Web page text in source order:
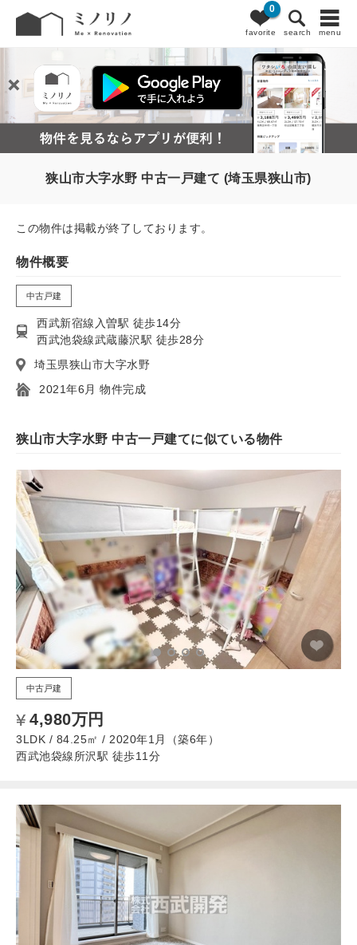
favorite
0
search menu
狭山市大字水野 中古一戸建て (埼玉県狭山市)
この物件は掲載が終了しております。
物件概要
中古戸建
西武新宿線入曽駅 徒歩14分
西武池袋線武蔵藤沢駅 徒歩28分
埼玉県狭山市大字水野
2021年6月 物件完成
狭山市大字水野 中古一戸建てに似ている物件
中古戸建
4,980万円
3LDK / 84.25㎡ / 2020年1月（築6年）
西武池袋線所沢駅 徒歩11分